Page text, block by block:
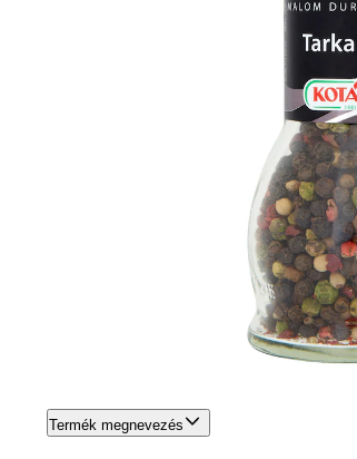
Termék megnevezés